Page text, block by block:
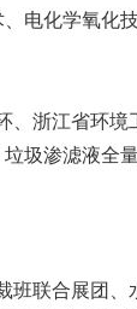
电化学氧化
、浙江省环
圾渗滤液全
班联合展团、